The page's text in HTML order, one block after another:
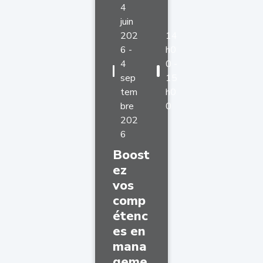
4
juin
202
6 -
4
sep
tem
bre
202
6
14
h0
0 -
15
h0
0
Boost
ez
vos
comp
étenc
es en
mana